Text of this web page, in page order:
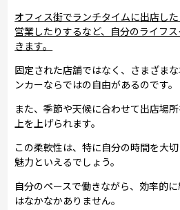
オフィス街でランチタイムに出店し
営業したりするなど、自分のライフ
きます。
固定された店舗ではなく、さまざま
ンカーならではの自由があるのです。
また、季節や天候に合わせて出店場
上を上げられます。
この柔軟性は、特に自分の時間を大
魅力といえるでしょう。
自分のペースで働きながら、効率的
はなかなかありません。